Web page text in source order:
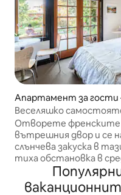
Апартамент за гости
Сан Франциско
Веселяшко
градинско студио
Отворете френските
вътрешния двор и се
слънчева закуска в
тиха обстановка в
Отделна стая с
и баня с отделен вход